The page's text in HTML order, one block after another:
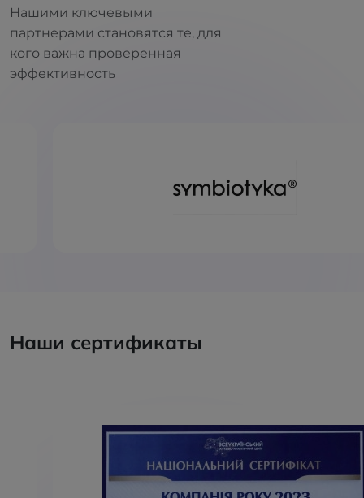
Нашими ключевыми
партнерами становятся те, для
кого важна проверенная
эффективность
Наши сертификаты